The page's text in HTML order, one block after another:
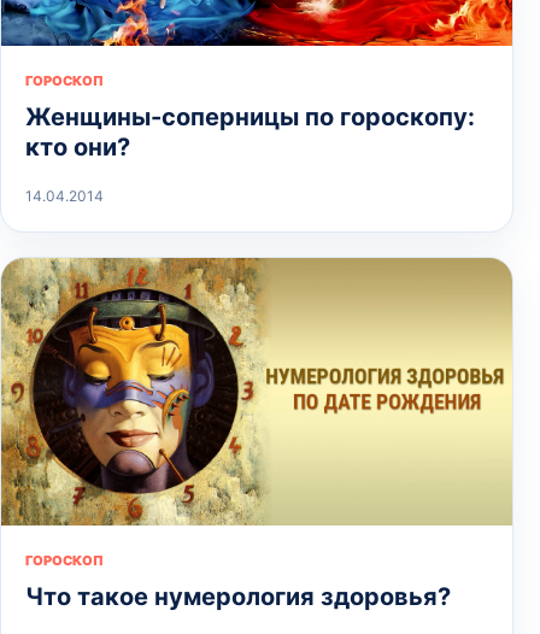
ГОРОСКОП
Женщины-соперницы по гороскопу:
кто они?
14.04.2014
ГОРОСКОП
Что такое нумерология здоровья?